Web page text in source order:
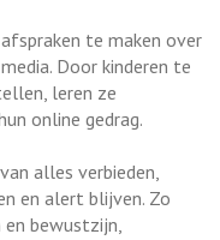
te maken over
Door kinderen te
leren ze
online gedrag.
alles verbieden,
en alert blijven. Zo
bewustzijn,